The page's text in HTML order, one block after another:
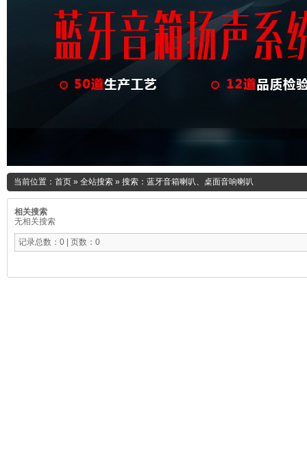
当前位置： 首页 » 全站搜索 » 搜索：蓝牙音箱喇叭、桌面音响喇叭
相关搜索
无相关搜索
记录总数：0 | 页数：0